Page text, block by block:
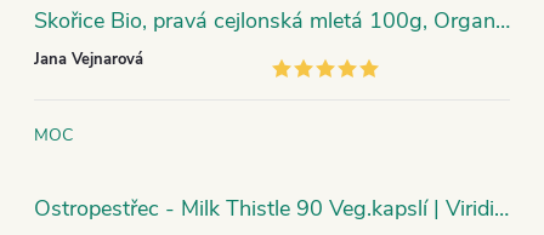
Skořice Bio, pravá cejlonská mletá 100g, Organic India
Jana Vejnarová
MOC
Ostropestřec - Milk Thistle 90 Veg.kapslí | Viridian